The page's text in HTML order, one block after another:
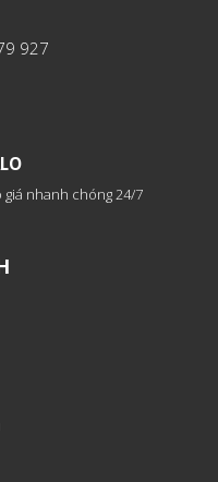
927
nhanh chóng 24/7